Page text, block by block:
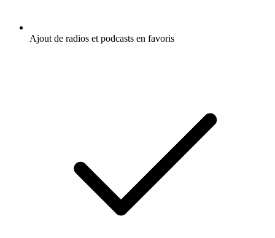
Ajout de radios et podcasts en favoris